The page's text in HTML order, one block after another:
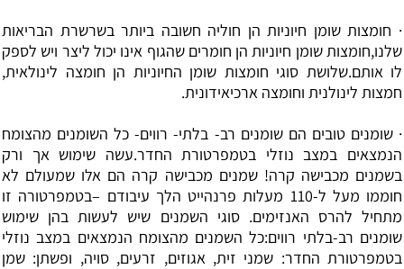
· חומצות שומן חיוניות הן חוליה חשובה ביותר בשרשרת הבריאות
שלנו,חומצות שומן חיוניות הן חומרים שהגוף אינו יכול ליצר ויש לספק
לו אותם.שלושת סוגי חומצות שומן החיוניות הן חומצה לינולאית,
חמצות לינולנית וחומצה ארכיאידונית.
· שומנים טובים הם שומנים רב- בלתי- רווים- כל השומנים מהצומח
הנמצאים במצב נוזלי בטמפרטורת החדר.עשה שימוש אך ורק
בשמנים מכבישה קרה! שמנים מכבישה קרה הם אלו שמעולם לא
חוממו מעל ל-110 מעלות פרנהייט הלך עיבודם –בטמפרטורה זו
מתחיל להרס האנזימים. סוגי השמנים שיש לעשות בהן שימוש
שומנים רב-בלתי רווים:כל השמנים מהצומח הנמצאים במצב נוזלי
בטמפרטורת החדר: שמני זית, אגוזים, זרעים, סויה, ופשתן: שמן